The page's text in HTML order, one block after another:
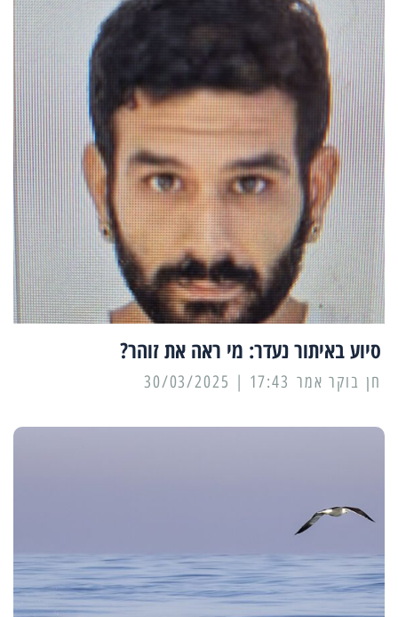
סיוע באיתור נעדר: מי ראה את זוהר?
17:43 | 30/03/2025